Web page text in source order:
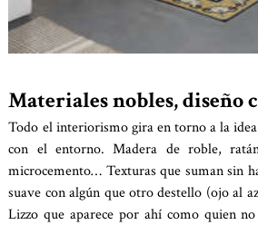
Materiales nobles, diseño
Todo el interiorismo gira en torno a la
con el entorno. Madera de roble,
microcemento… Texturas que suman sin
suave con algún que otro destello (ojo al
Lizzo que aparece por ahí como quien